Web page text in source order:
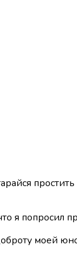
я попросил
моей